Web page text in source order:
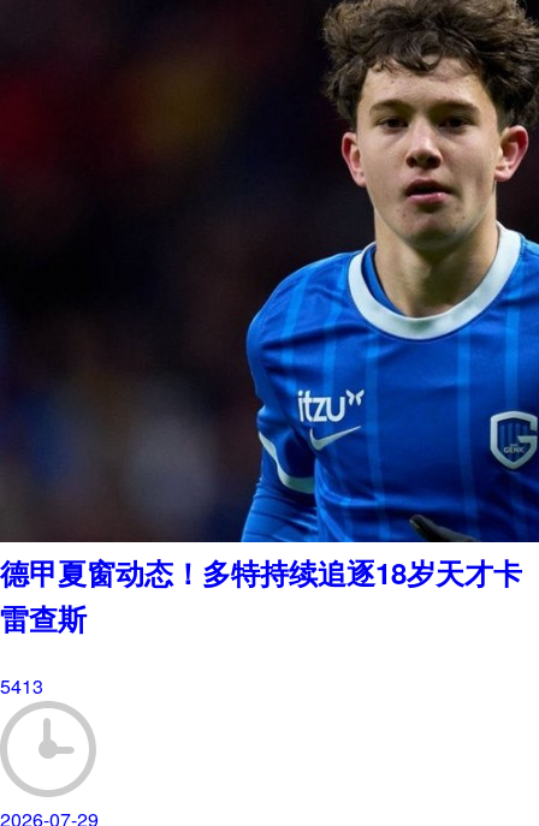
德甲夏窗动态！多特持续追逐18岁天才卡
雷查斯
5413
2026-07-29